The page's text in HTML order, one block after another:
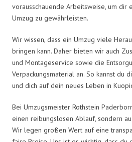
vorausschauende Arbeitsweise, um dir
Umzug zu gewährleisten.
Wir wissen, dass ein Umzug viele
bringen kann. Daher bieten wir auch
und Montageservice sowie die
Verpackungsmaterial an. So kannst du
und dich auf dein neues Leben in
Bei Umzugsmeister Rothstein
einen reibungslosen Ablauf, sondern
Wir legen großen Wert auf eine